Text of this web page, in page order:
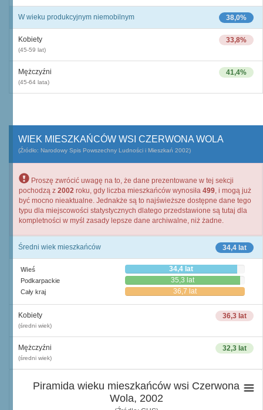
38,0%
W wieku produkcyjnym niemobilnym
33,8%
Kobiety
(45-59 lat)
41,4%
Mężczyźni
(45-64 lata)
WIEK MIESZKAŃCÓW WSI CZERWONA WOLA
(Źródło: Narodowy Spis Powszechny Ludności i Mieszkań 2002)
Proszę zwrócić uwagę na to, że dane prezentowane w tej sekcji
pochodzą z 2002 roku, gdy liczba mieszkańców wynosiła 499, i mogą już
być mocno nieaktualne. Jednakże są to najświeższe dostępne dane tego
typu dla miejscowości statystycznych dlatego przedstawione są tutaj dla
kompletności w myśl zasady lepsze dane archiwalne, niż żadne.
34,4 lat
Średni wiek mieszkańców
Wieś 34,4 lat
Podkarpackie 35,3 lat
Cały kraj 36,7 lat
36,3 lat
Kobiety
(średni wiek)
32,3 lat
Mężczyźni
(średni wiek)
Piramida wieku mieszkańców wsi Czerwona
Wola, 2002